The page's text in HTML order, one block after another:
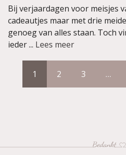
Bij verjaardagen voor meisjes
cadeautjes maar met drie
genoeg van alles staan. Toch
ieder ... Lees meer
1 2 3 …